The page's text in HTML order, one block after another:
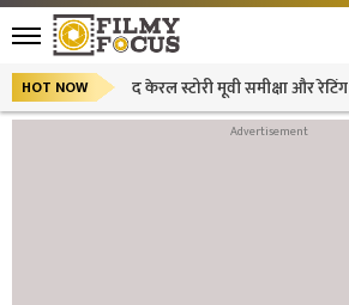
HOT NOW द केरल स्टोरी मूवी समीक्षा और रेटिंग